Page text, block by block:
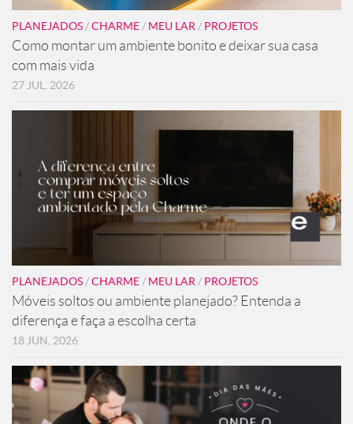
PLANEJADOS /CHARME / MEU LAR / PROJETOS
Como montar um ambiente bonito e deixar sua casa
com mais vida
27 JUL, 2026
PLANEJADOS /CHARME / MEU LAR / PROJETOS
Móveis soltos ou ambiente planejado? Entenda a
diferença e faça a escolha certa
18 JUN, 2026